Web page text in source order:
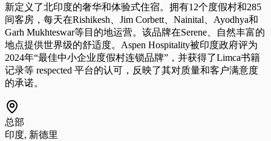
新定义了北印度的奢华和体验式住宿。拥有12个度假村和285
间客房，每天在Rishikesh、Jim Corbett、Nainital、Ayodhya和
Garh Mukhteswar等目的地运营。该品牌在Serene、自然丰富的
地点提供世界级的舒适度。Aspen Hospitality被印度政府评为
2024年“最佳中小企业度假村连锁品牌”，并获得了Limca书籍
记录等 respected 平台的认可，反映了其对质量和客户满意度
的承诺。
总部
印度, 新德里